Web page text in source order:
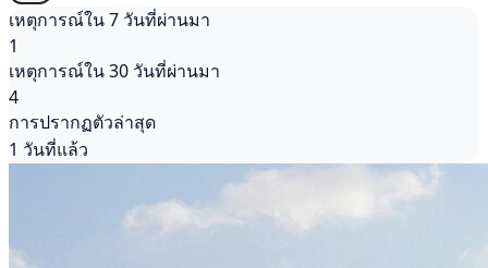
เหตุการณ์ใน 7 วันที่ผ่านมา
1
เหตุการณ์ใน 30 วันที่ผ่านมา
4
การปรากฏตัวล่าสุด
1 วันที่แล้ว